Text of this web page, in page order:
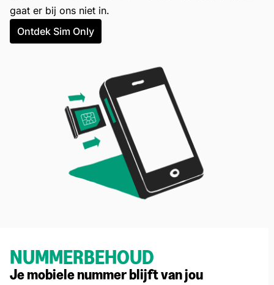
gaat er bij ons niet in.
Ontdek Sim Only
NUMMERBEHOUD
Je mobiele nummer blijft van jou